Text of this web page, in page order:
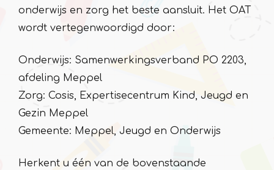
onderwijs en zorg het beste aansluit. Het OAT
wordt vertegenwoordigd door:
Onderwijs: Samenwerkingsverband PO 2203,
afdeling Meppel
Zorg: Cosis, Expertisecentrum Kind, Jeugd en
Gezin Meppel
Gemeente: Meppel, Jeugd en Onderwijs
Herkent u één van de bovenstaande